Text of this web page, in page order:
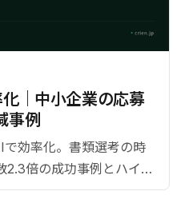
｜中小企業の応募
事例
効率化。書類選考の時
倍の成功事例とハイブ
法を解説。【監修：佐